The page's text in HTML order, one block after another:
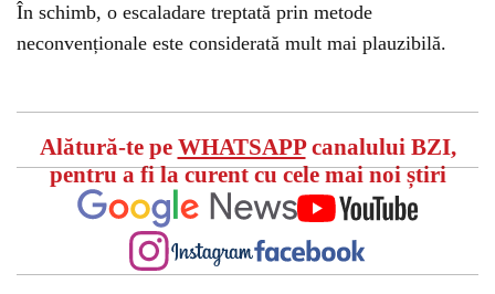
În schimb, o escaladare treptată prin metode
neconvenționale este considerată mult mai plauzibilă.
Alătură-te pe WHATSAPPcanalului BZI,
pentru a fi la curent cu cele mai noi știri